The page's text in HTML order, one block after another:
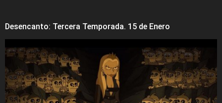
Desencanto: Tercera Temporada. 15 de Enero